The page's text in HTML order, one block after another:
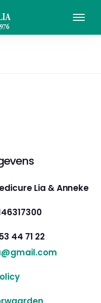
Lia & Anneke
44 71 22